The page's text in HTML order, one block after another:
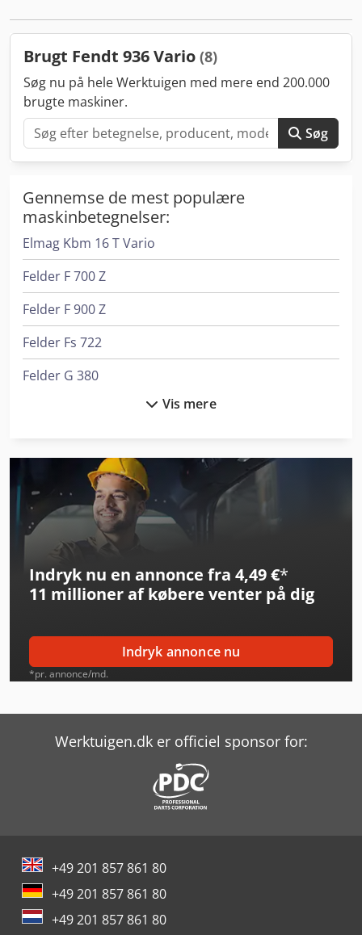
Max Fortis 710/75R42 Fabriksmonteret GPS-navigation med
Brugt Fendt 936 Vario (8)
Søg nu på hele Werktuigen med mere end 200.000
brugte maskiner.
Søg
Gennemse de mest populære
maskinbetegnelser:
Elmag Kbm 16 T Vario
Felder F 700 Z
Felder F 900 Z
Felder Fs 722
Felder G 380
Fendt 210 Vario
Fendt 211 Vario
Fendt 516 Vario
Fendt 724 Vario
Fendt 828 Vario
Fendt 942 Vario
Fendt Farmer
Fendt Former 14055 Pro
Fendt Rotana 130 F
Fendt Rotana 130 F Xtra
Vis mere
Indryk nu en annonce fra 4,49 €*
11 millioner af købere venter på dig
Indryk annonce nu
*pr. annonce/md.
Werktuigen.dk er officiel sponsor for:
+49 201 857 861 80
+49 201 857 861 80
+49 201 857 861 80